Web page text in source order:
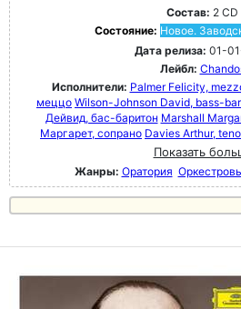
Состав: 2 CD
Состояние: Новое.
Дата релиза: 01-
Лейбл:
Исполнители: Palmer Felicity,
меццо Wilson-Johnson David, bass-
Дейвид, бас-баритон Marshall
Маргарет, сопрано Davies Arthur,
Показать
Жанры: Оратория